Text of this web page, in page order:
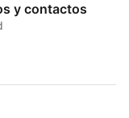
y contactos